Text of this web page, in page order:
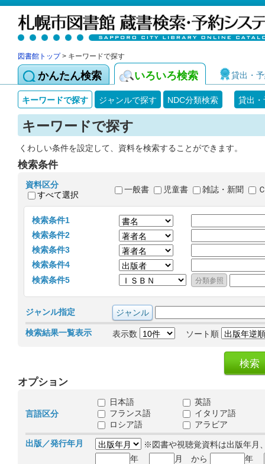
図書館トップ> キーワードで探す
かんたん検索 いろいろ検索 貸出・
キーワードで探す ジャンルで探す NDC分類検索 貸出
キーワードで探す
くわしい条件を設定して、資料を検索することができます。
検索条件
資料区分
すべて選択
一般書 児童書 雑誌・新聞
検索条件1
検索条件2
検索条件3
検索条件4
検索条件5
ジャンル指定
検索結果一覧表示 表示数 ソート順
オプション
言語区分
日本語
英語
フランス語
イタリア語
ロシア語
アラビア
出版／発行年月
※図書や視聴覚資料は出版年月
年
月 から 年